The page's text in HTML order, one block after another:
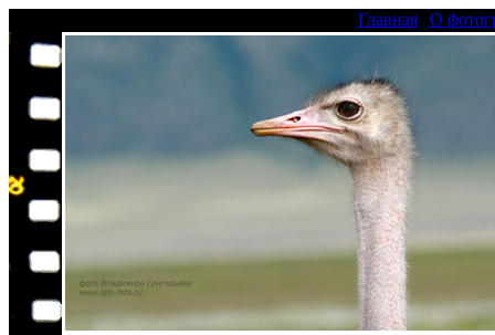
Главная| О